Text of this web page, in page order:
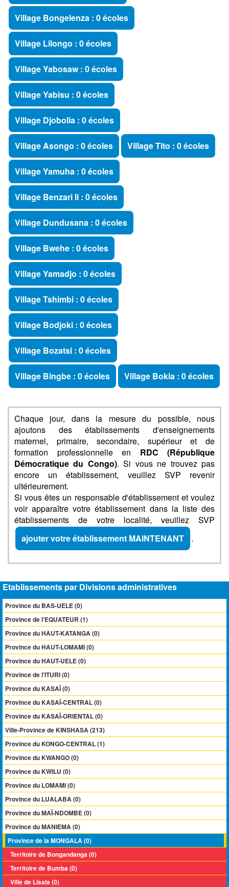
Village Bongelenza : 0 écoles
Village Lilongo : 0 écoles
Village Yabosaw : 0 écoles
Village Yabisu : 0 écoles
Village Djobolia : 0 écoles
Village Asongo : 0 écoles Village Tito : 0 écoles
Village Yamuha : 0 écoles
Village Benzari Ii : 0 écoles
Village Dundusana : 0 écoles
Village Bwehe : 0 écoles
Village Yamadjo : 0 écoles
Village Tshimbi : 0 écoles
Village Bodjoki : 0 écoles
Village Bozatsi : 0 écoles
Village Bingbe : 0 écoles Village Bokia : 0 écoles
Chaque jour, dans la mesure du possible, nous
ajoutons des établissements d'enseignements
maternel, primaire, secondaire, supérieur et de
formation professionnelle en RDC (République
Démocratique du Congo). Si vous ne trouvez pas
encore un établissement, veuillez SVP revenir
ultérieurement.
Si vous êtes un responsable d'établissement et voulez
voir apparaître votre établissement dans la liste des
établissements de votre localité, veuillez SVP
ajouter votre établissement MAINTENANT
.
Etablissements par Divisions administratives
Province du BAS-UELE (0)
Province de l'EQUATEUR (1)
Province du HAUT-KATANGA (0)
Province du HAUT-LOMAMI (0)
Province du HAUT-UELE (0)
Province de l'ITURI (0)
Province du KASAÏ (0)
Province du KASAÏ-CENTRAL (0)
Province du KASAÏ-ORIENTAL (0)
Ville-Province de KINSHASA (213)
Province du KONGO-CENTRAL (1)
Province du KWANGO (0)
Province du KWILU (0)
Province du LOMAMI (0)
Province du LUALABA (0)
Province du MAÏ-NDOMBE (0)
Province du MANIEMA (0)
Province de la MONGALA (0)
Territoire de Bongandanga (0)
Territoire de Bumba (0)
Ville de Lisala (0)